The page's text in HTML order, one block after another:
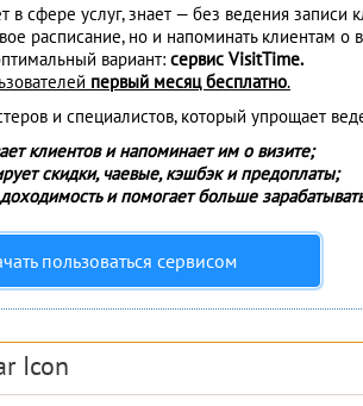
в сфере услуг, знает — без ведения записи
расписание, но и напоминать клиентам
вариант: сервис VisitTime.
первый месяц бесплатно.
и специалистов, который упрощает
клиентов и напоминает им о визите;
скидки, чаевые, кэшбэк и предоплаты;
и помогает больше
пользоваться сервисом
Icon